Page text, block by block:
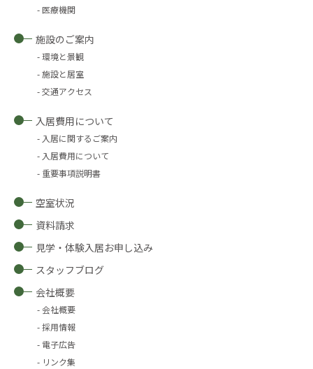
医療機関
施設のご案内
環境と景観
施設と居室
交通アクセス
入居費用について
入居に関するご案内
入居費用について
重要事項説明書
空室状況
資料請求
見学・体験入居お申し込み
スタッフブログ
会社概要
会社概要
採用情報
電子広告
リンク集